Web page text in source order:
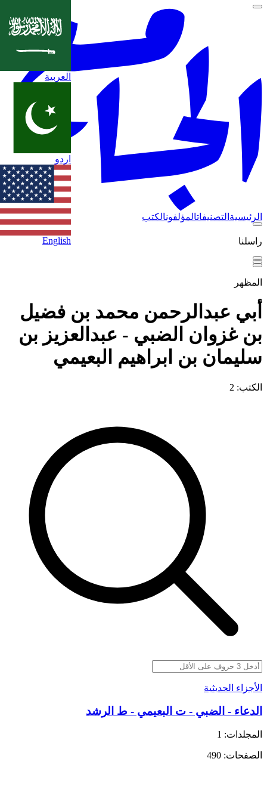
الرئيسية التصنيفاتالمؤلفونالكتب
راسلنا
العربية
اردو
English
المظهر
أبي عبدالرحمن محمد بن فضيل
بن غزوان الضبي - عبدالعزيز بن
سليمان بن ابراهيم البعيمي
الكتب: 2
الأجزاء الحديثية
الدعاء - الضبي - ت البعيمي - ط الرشد
المجلدات: 1
الصفحات: 490